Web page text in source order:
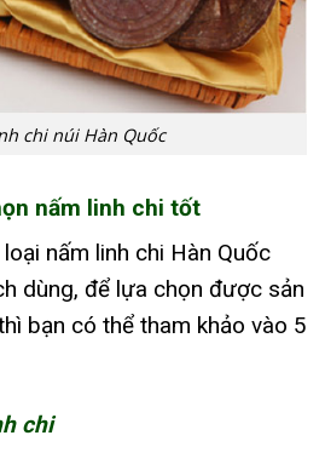
chi núi Hàn Quốc
nấm linh chi tốt
nấm linh chi Hàn Quốc
dùng, để lựa chọn được sản
bạn có thể tham khảo vào 5
chi